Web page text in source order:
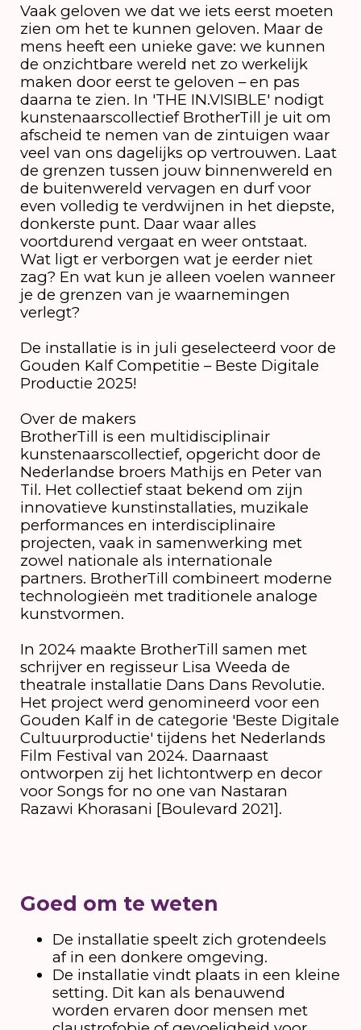
Vaak geloven we dat we iets eerst moeten
zien om het te kunnen geloven. Maar de
mens heeft een unieke gave: we kunnen
de onzichtbare wereld net zo werkelijk
maken door eerst te geloven – en pas
daarna te zien. In 'THE IN.VISIBLE' nodigt
kunstenaarscollectief BrotherTill je uit om
afscheid te nemen van de zintuigen waar
veel van ons dagelijks op vertrouwen. Laat
de grenzen tussen jouw binnenwereld en
de buitenwereld vervagen en durf voor
even volledig te verdwijnen in het diepste,
donkerste punt. Daar waar alles
voortdurend vergaat en weer ontstaat.
Wat ligt er verborgen wat je eerder niet
zag? En wat kun je alleen voelen wanneer
je de grenzen van je waarnemingen
verlegt?
De installatie is in juli geselecteerd voor de
Gouden Kalf Competitie – Beste Digitale
Productie 2025!
Over de makers
BrotherTill is een multidisciplinair
kunstenaarscollectief, opgericht door de
Nederlandse broers Mathijs en Peter van
Til. Het collectief staat bekend om zijn
innovatieve kunstinstallaties, muzikale
performances en interdisciplinaire
projecten, vaak in samenwerking met
zowel nationale als internationale
partners. BrotherTill combineert moderne
technologieën met traditionele analoge
kunstvormen.
In 2024 maakte BrotherTill samen met
schrijver en regisseur Lisa Weeda de
theatrale installatie Dans Dans Revolutie.
Het project werd genomineerd voor een
Gouden Kalf in de categorie 'Beste Digitale
Cultuurproductie' tijdens het Nederlands
Film Festival van 2024. Daarnaast
ontworpen zij het lichtontwerp en decor
voor Songs for no one van Nastaran
Razawi Khorasani [Boulevard 2021].
Goed om te weten
De installatie speelt zich grotendeels
af in een donkere omgeving.
De installatie vindt plaats in een kleine
setting. Dit kan als benauwend
worden ervaren door mensen met